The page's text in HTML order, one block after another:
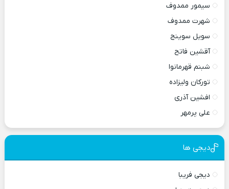
سیمور ممدوف
شهرت ممدوف
سویل سوینج
آقشین فاتح
شبنم قهرمانوا
تورکان ولیزاده
افشین آذری
علی پرمهر
دیجی ها
دیجی فریبا